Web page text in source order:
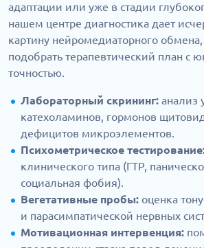
адаптации или уже в стадии
нашем центре диагностика дает
картину нейромедиаторного
подобрать терапевтический план с
точностью.
Лабораторный скрининг: анализ
катехоламинов, гормонов
дефицитов микроэлементов.
Психометрическое
клинического типа (ГТР,
социальная фобия).
Вегетативные пробы: оценка
и парасимпатической нервных
Мотивационная интервенция: